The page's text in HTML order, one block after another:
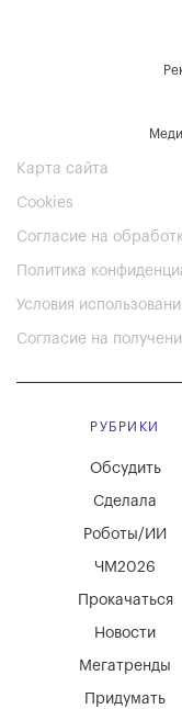
Карта сайта
Cookies
Согласие на
Политика
Условия
Согласие на
РУБРИКИ
Мегатренды
Придумать
Новости
Обсудить
Сделала
Роботы/ИИ
ЧМ2026
Прокачаться